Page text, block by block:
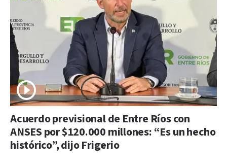
Acuerdo previsional de Entre Ríos con
ANSES por $120.000 millones: “Es un hecho
histórico”, dijo Frigerio